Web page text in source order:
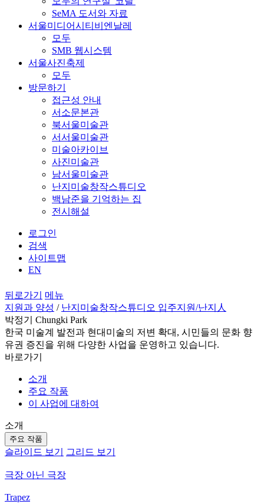
SeMA 도서와 자료
서울미디어시티비엔날레
모두
SMB 웹시스템
서울사진축제
모두
방문하기
접근성 안내
서소문본관
북서울미술관
서서울미술관
미술아카이브
사진미술관
남서울미술관
난지미술창작스튜디오
백남준을 기억하는 집
전시해설
로그인
검색
사이트맵
EN
뒤로가기
메뉴
지원과 양성 / 난지미술창작스튜디오 입주지원/난지人
박정기 Chungki Park
한국 미술계 발전과 현대미술의 저변 확대, 시민들의 문화 향
유권 증진을 위해 다양한 사업을 운영하고 있습니다.
바로가기
소개
주요 작품
이 사업에 대하여
소개
주요 작품
슬라이드 보기 그리드 보기
극장 아닌 극장
Trapez